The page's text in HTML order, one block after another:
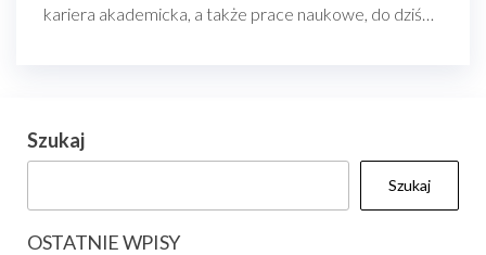
kariera akademicka, a także prace naukowe, do dziś…
Szukaj
Szukaj
OSTATNIE WPISY